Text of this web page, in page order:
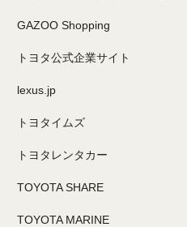
GAZOO Shopping
トヨタ公式企業サイト
lexus.jp
トヨタイムズ
トヨタレンタカー
TOYOTA SHARE
TOYOTA MARINE